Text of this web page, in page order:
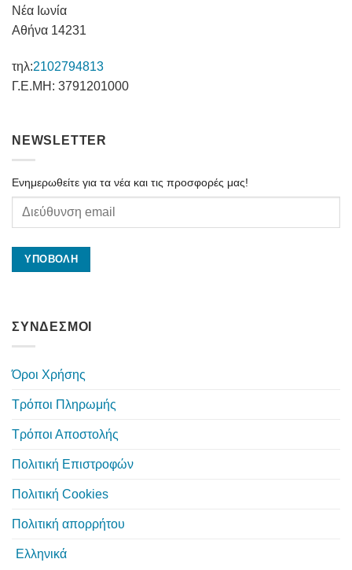
Νέα Ιωνία
Αθήνα 14231
τηλ:2102794813
Γ.Ε.ΜΗ: 3791201000
NEWSLETTER
Ενημερωθείτε για τα νέα και τις προσφορές μας!
ΣΥΝΔΕΣΜΟΙ
Όροι Χρήσης
Τρόποι Πληρωμής
Τρόποι Αποστολής
Πολιτική Επιστροφών
Πολιτική Cookies
Πολιτική απορρήτου
Ελληνικά